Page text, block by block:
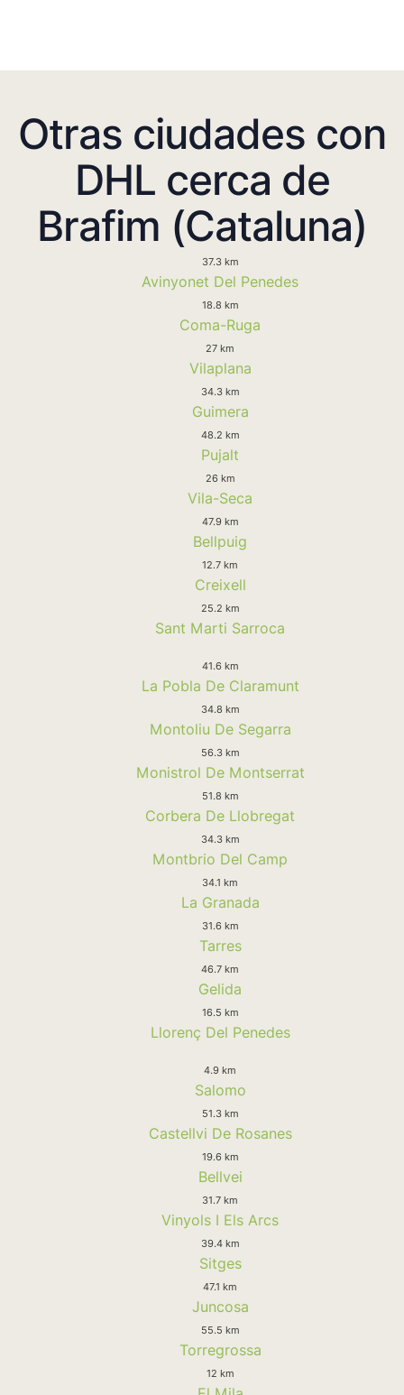
Otras ciudades con
DHL cerca de
Brafim (Cataluna)
37.3 km
Avinyonet Del Penedes
18.8 km
Coma-Ruga
27 km
Vilaplana
34.3 km
Guimera
48.2 km
Pujalt
26 km
Vila-Seca
47.9 km
Bellpuig
12.7 km
Creixell
25.2 km
Sant Marti Sarroca
41.6 km
La Pobla De Claramunt
34.8 km
Montoliu De Segarra
56.3 km
Monistrol De Montserrat
51.8 km
Corbera De Llobregat
34.3 km
Montbrio Del Camp
34.1 km
La Granada
31.6 km
Tarres
46.7 km
Gelida
16.5 km
Llorenç Del Penedes
4.9 km
Salomo
51.3 km
Castellvi De Rosanes
19.6 km
Bellvei
31.7 km
Vinyols I Els Arcs
39.4 km
Sitges
47.1 km
Juncosa
55.5 km
Torregrossa
12 km